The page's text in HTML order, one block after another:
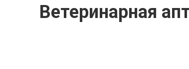
Ветеринарная